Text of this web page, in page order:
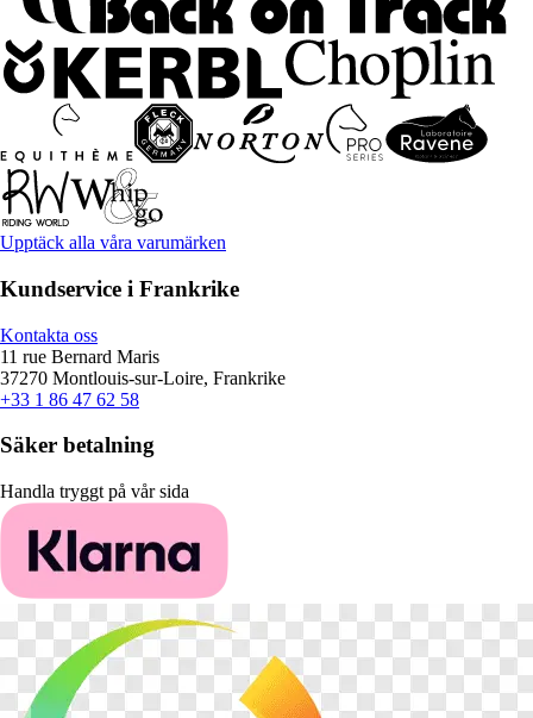
Upptäck alla våra varumärken
Kundservice i Frankrike
Kontakta oss
11 rue Bernard Maris
37270 Montlouis-sur-Loire, Frankrike
+33 1 86 47 62 58
Säker betalning
Handla tryggt på vår sida